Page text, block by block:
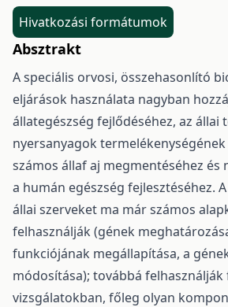
Hivatkozási formátumok
Absztrakt
A speciális orvosi, összehasonlító
eljárások használata nagyban
állategészség fejlődéséhez, az állai
nyersanyagok termelékenységének
számos állaf aj megmentéséhez és
a humán egészség fejlesztéséhez.
állai szerveket ma már számos
felhasználják (gének
funkciójának megállapítása, a
módosítása); továbbá
vizsgálatokban, főleg olyan